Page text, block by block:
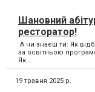
Шановний
ресторатор!
А чи знаєш ти: Як
за освітньою
Як...
19 травня 2025 р.